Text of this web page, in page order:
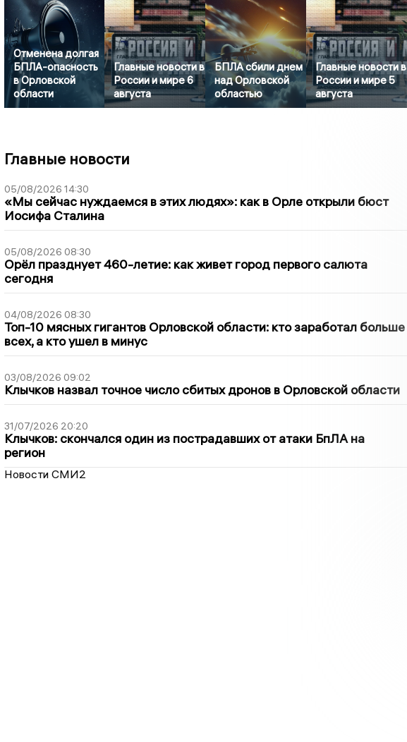
Отменена долгая
БПЛА-опасность
в Орловской
области
Главные новости в
России и мире 6
августа
БПЛА сбили днем
над Орловской
областью
Главные новости в
России и мире 5
августа
Главные новости
05/08/2026 14:30
«Мы сейчас нуждаемся в этих людях»: как в Орле открыли бюст
Иосифа Сталина
05/08/2026 08:30
Орёл празднует 460-летие: как живет город первого салюта
сегодня
04/08/2026 08:30
Топ-10 мясных гигантов Орловской области: кто заработал больше
всех, а кто ушел в минус
03/08/2026 09:02
Клычков назвал точное число сбитых дронов в Орловской области
31/07/2026 20:20
Клычков: скончался один из пострадавших от атаки БпЛА на
регион
Новости СМИ2